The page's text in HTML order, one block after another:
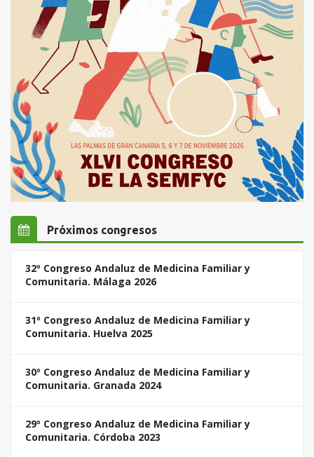
Próximos congresos
32º Congreso Andaluz de Medicina Familiar y
Comunitaria. Málaga 2026
31º Congreso Andaluz de Medicina Familiar y
Comunitaria. Huelva 2025
30º Congreso Andaluz de Medicina Familiar y
Comunitaria. Granada 2024
29º Congreso Andaluz de Medicina Familiar y
Comunitaria. Córdoba 2023